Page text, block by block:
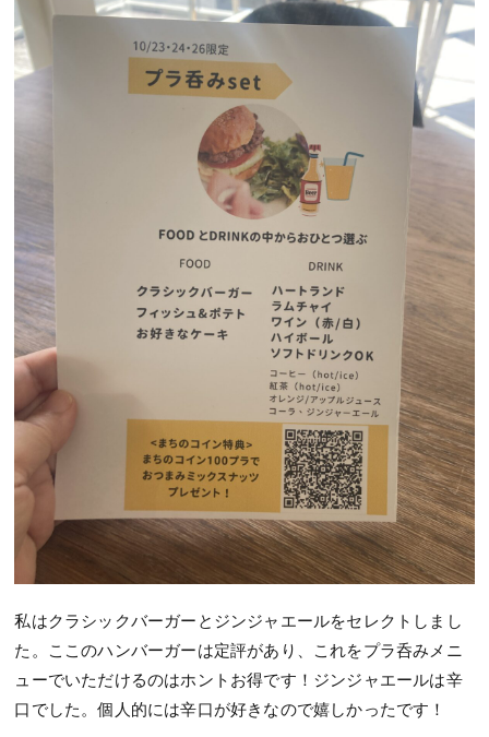
私はクラシックバーガーとジンジャエールをセレクトしまし
た。ここのハンバーガーは定評があり、これをプラ呑みメニ
ューでいただけるのはホントお得です！ジンジャエールは辛
口でした。個人的には辛口が好きなので嬉しかったです！